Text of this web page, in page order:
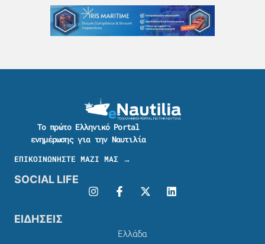
Το πρώτο Ελληνικό Portal
ενημέρωσης για την Ναυτιλία
ΕΠΙΚΟΙΝΩΝΗΣΤΕ ΜΑΖΙ ΜΑΣ →
SOCIAL LIFE
ΕΙΔΗΣΕΙΣ
Ελλάδα